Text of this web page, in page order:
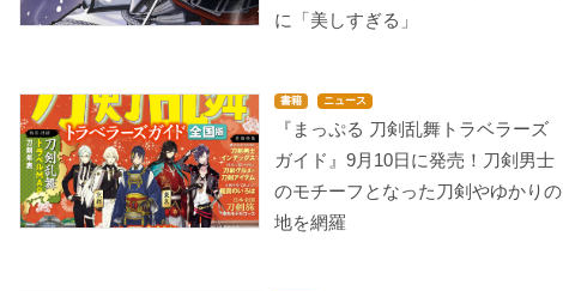
に「美しすぎる」
書籍 ニュース
『まっぷる 刀剣乱舞トラベラーズ
ガイド』9月10日に発売！刀剣男士
のモチーフとなった刀剣やゆかりの
地を網羅